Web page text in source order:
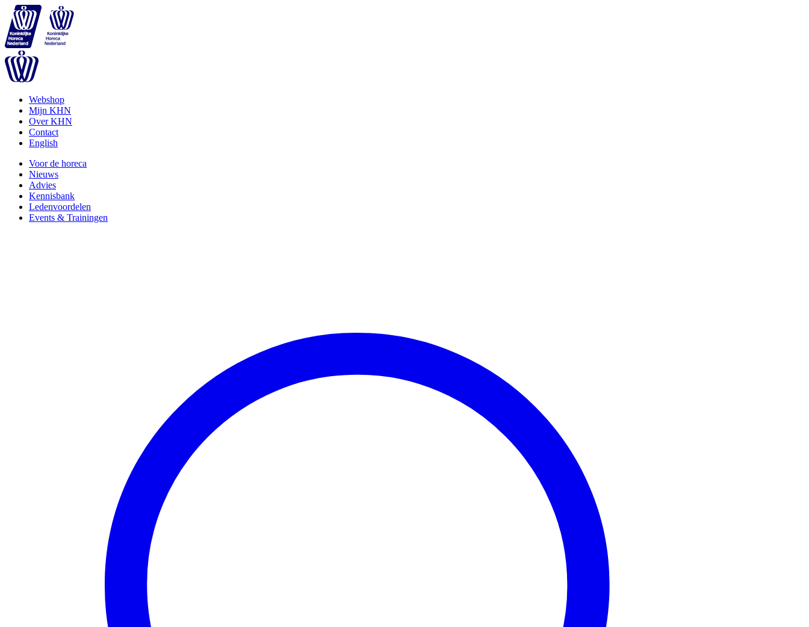
Webshop
Mijn KHN
Over KHN
Contact
English
Voor de horeca
Nieuws
Advies
Kennisbank
Ledenvoordelen
Events & Trainingen